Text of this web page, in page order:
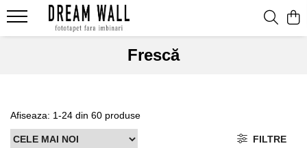
Arhitectura
Fluid Art
Frescă
Afiseaza: 1-24 din 60 produse
FILTRE